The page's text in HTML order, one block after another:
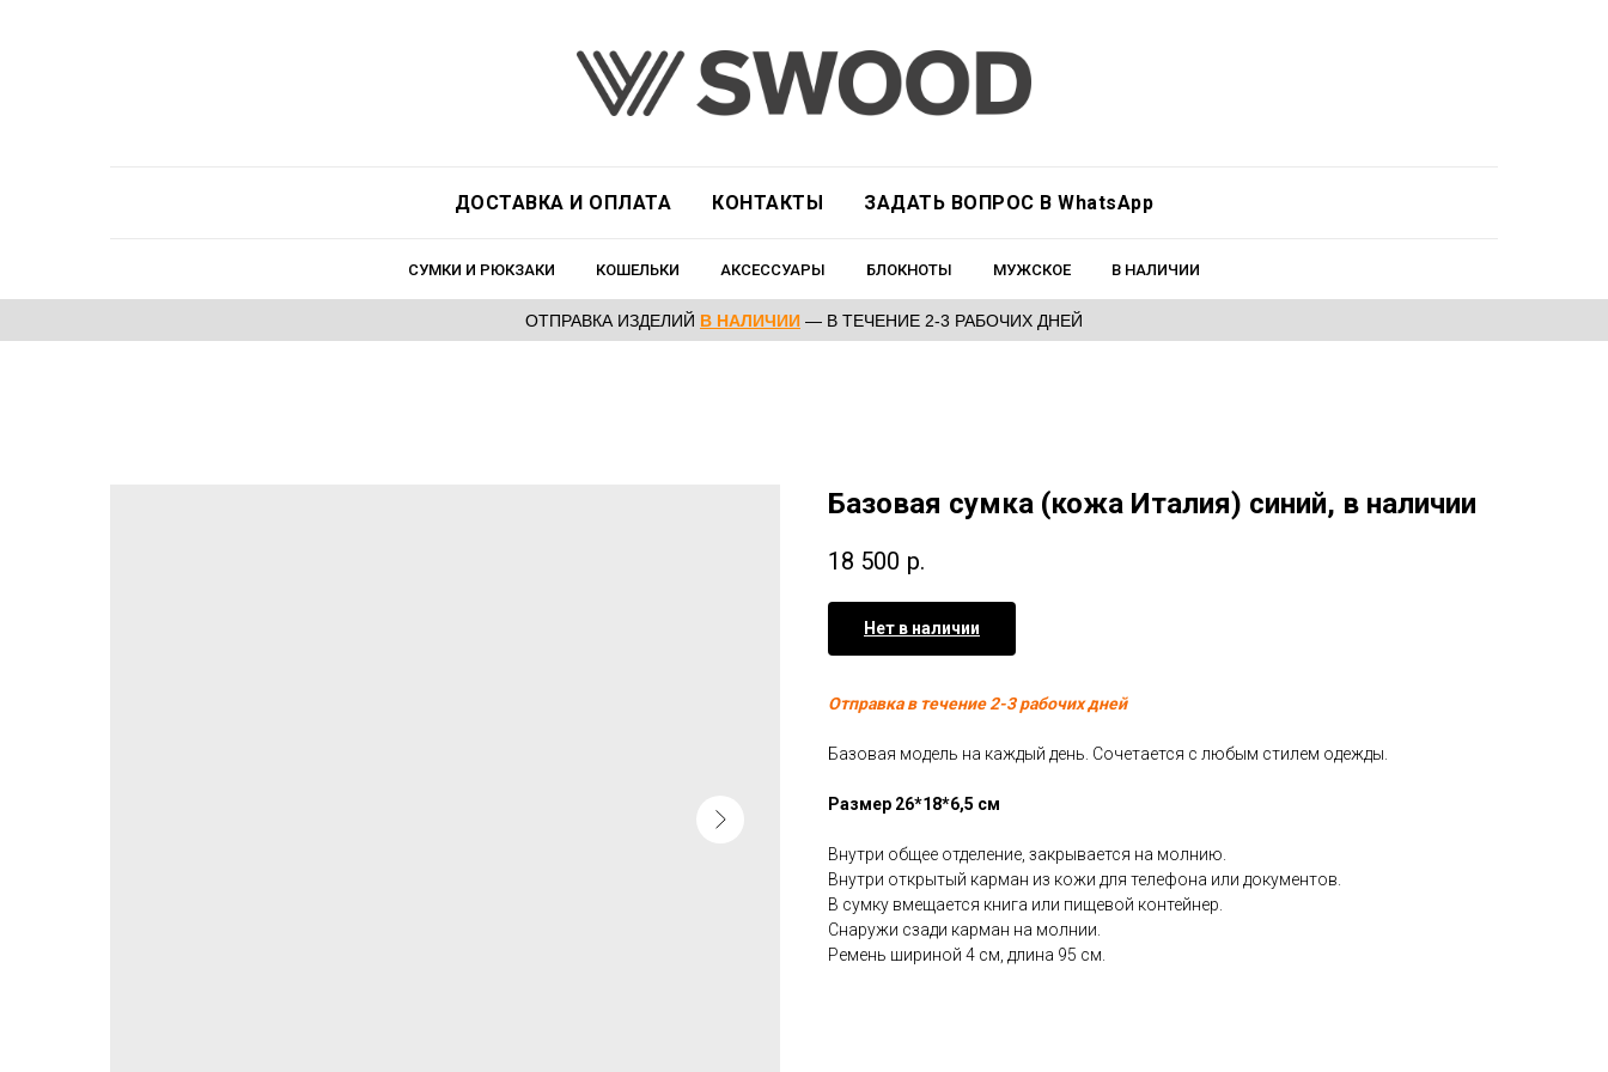
ДОСТАВКА И ОПЛАТА КОНТАКТЫ ЗАДАТЬ ВОПРОС В WhatsApp
СУМКИ И РЮКЗАКИ КОШЕЛЬКИ АКСЕССУАРЫ БЛОКНОТЫ МУЖСКОЕ В НАЛИЧИИ
ОТПРАВКА ИЗДЕЛИЙ В НАЛИЧИИ — В ТЕЧЕНИЕ 2-3 РАБОЧИХ ДНЕЙ
Базовая сумка (кожа Италия) синий, в наличии
18 500 р.
Нет в наличии
Отправка в течение 2-3 рабочих дней
Базовая модель на каждый день. Сочетается с любым стилем одежды.
Размер 26*18*6,5 см
Внутри общее отделение, закрывается на молнию.
Внутри открытый карман из кожи для телефона или документов.
В сумку вмещается книга или пищевой контейнер.
Снаружи сзади карман на молнии.
Ремень шириной 4 см, длина 95 см.